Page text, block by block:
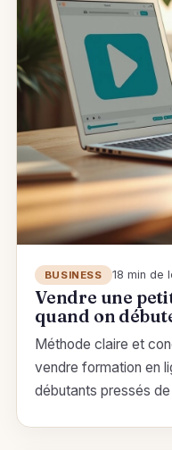
BUSINESS 18 min de
Vendre une
quand on
Méthode claire et
vendre formation en
débutants pressés